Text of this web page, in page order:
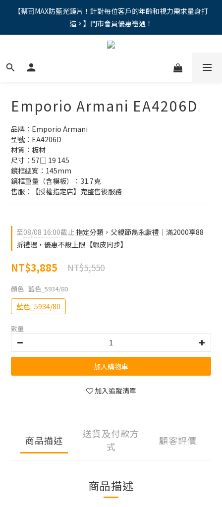
"馬年新章續寫，視界品味進階，限時禮遇 9 折無上限，12期分期
免手續費。。
【蔡司MAX防藍光鏡片！針對每位客戶的年齡和視力需求量身打
造。】門市會員優惠禮遇！
"馬年新章續寫，視界品味進階，限時禮遇 9 折無上限，12期分期
Emporio Armani EA4206D
品牌：Emporio Armani
型號：EA4206D
材質：板材
尺寸：57□ 19 145
鏡框總寬：145mm
鏡框重量（含模板）：31.7克
售服：【授權指定店】完整售後服務
至08/08 16:00截止 指定分類，父親節雋永獻禮｜滿2000享88
折禮遇，優惠不設上限【蝦皮同步】
NT$3,885 NT$5,550
顏色 : 藍色_5934/80
藍色_5934/80
數量
加入購物車
加入追蹤清單
商品描述
送貨及付款方
式
顧客評價
商品描述